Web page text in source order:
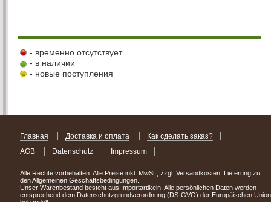
- временно отсутствует
- в наличии
- новые поступления
Главная Доставка и оплата
Как сделать заказ?
AGB
Datenschutz Impressum
Alle Rechte vorbehalten. Alle Preise inkl. MwSt., zzgl. Versandkosten. Lieferung zu
den Allgemeinen Geschäftsbedingungen.
Unser Warenbestand besteht aus Importartikeln. Alle persönlichen Daten werden
entsprechend dem Datenschutzgrundverordnung (DS-GVO) der Europäischen Union